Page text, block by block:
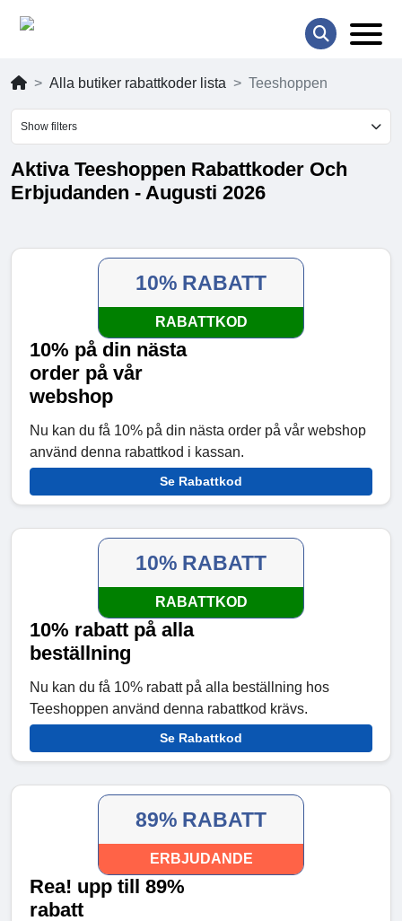
Alla butiker rabattkoder lista Teeshoppen
Show filters
Aktiva Teeshoppen Rabattkoder Och
Erbjudanden - Augusti 2026
10% RABATT
RABATTKOD
10% på din nästa
order på vår
webshop
Nu kan du få 10% på din nästa order på vår webshop
använd denna rabattkod i kassan.
Se Rabattkod
10% RABATT
RABATTKOD
10% rabatt på alla
beställning
Nu kan du få 10% rabatt på alla beställning hos
Teeshoppen använd denna rabattkod krävs.
Se Rabattkod
89% RABATT
ERBJUDANDE
Rea! upp till 89%
rabatt